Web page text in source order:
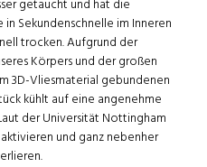
getaucht und hat die
Sekundenschnelle im Inneren
trocken. Aufgrund der
Körpers und der großen
3D-Vliesmaterial gebundenen
kühlt auf eine angenehme
der Universität Nottingham
und ganz nebenher